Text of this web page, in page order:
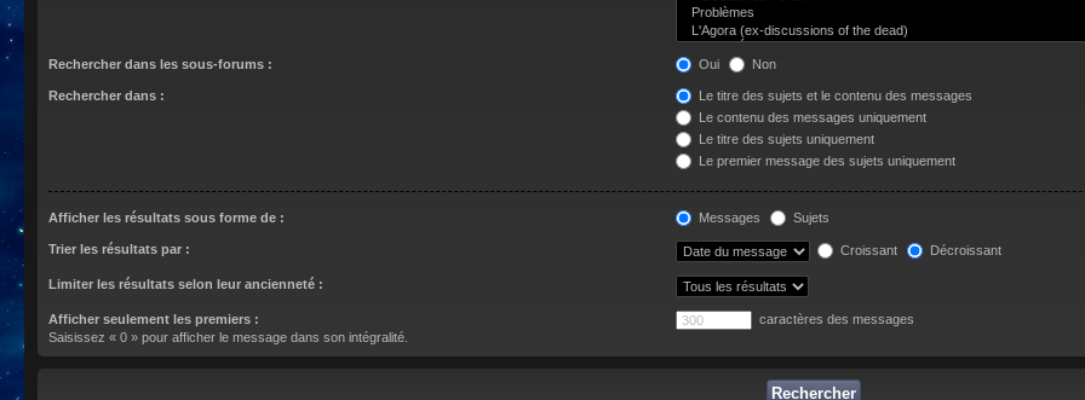
Rechercher dans les sous-forums : Oui Non
Rechercher dans :
Le titre des sujets et le contenu des messages
Le contenu des messages uniquement
Le titre des sujets uniquement
Le premier message des sujets uniquement
Afficher les résultats sous forme de : Messages Sujets
Trier les résultats par : Croissant Décroissant
Limiter les résultats selon leur ancienneté :
Afficher seulement les premiers :
Saisissez « 0 » pour afficher le message dans son intégralité.
caractères des messages